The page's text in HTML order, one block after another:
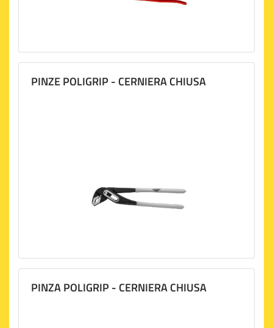
PINZE POLIGRIP - CERNIERA CHIUSA
PINZA POLIGRIP - CERNIERA CHIUSA